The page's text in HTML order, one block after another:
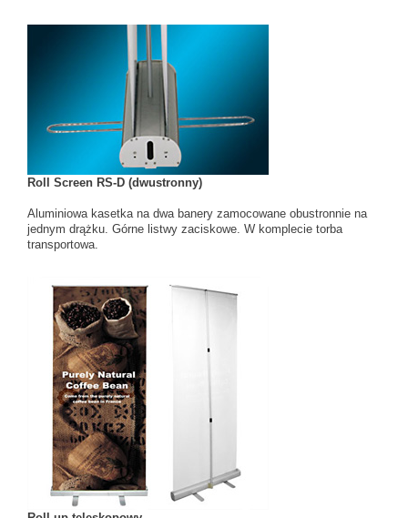
Roll Screen RS-D (dwustronny)
Aluminiowa kasetka na dwa banery zamocowane obustronnie na
jednym drążku. Górne listwy zaciskowe. W komplecie torba
transportowa.